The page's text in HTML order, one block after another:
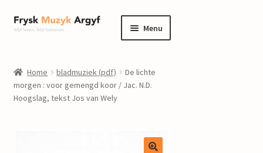
Ga
door
navigatie
Ga
naar
inhoud
Menu
informatie
Submenu
Home bladmuziek (pdf)
De lichte
morgen : voor gemengd koor / Jac. N.D.
Hoogslag, tekst Jos van Wely